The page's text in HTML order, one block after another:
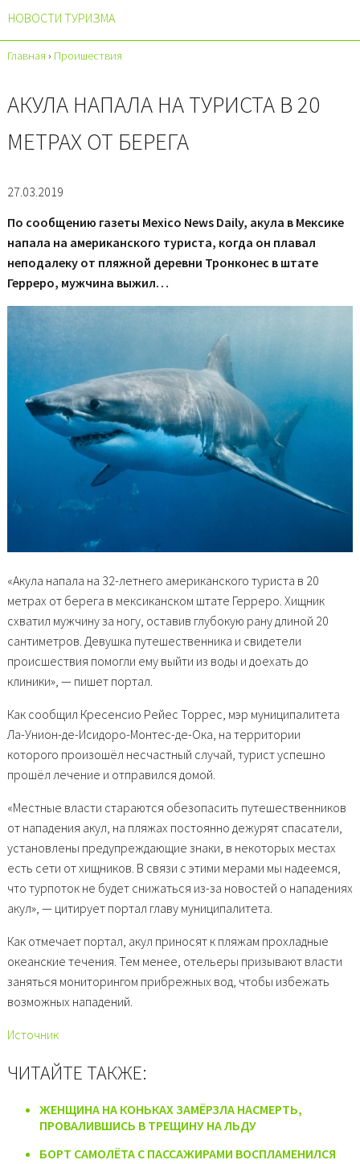
НОВОСТИ ТУРИЗМА
Главная › Проишествия
АКУЛА НАПАЛА НА ТУРИСТА В 20
МЕТРАХ ОТ БЕРЕГА
27.03.2019
По сообщению газеты Mexico News Daily, акула в Мексике
напала на американского туриста, когда он плавал
неподалеку от пляжной деревни Тронконес в штате
Герреро, мужчина выжил…
«Акула напала на 32-летнего американского туриста в 20
метрах от берега в мексиканском штате Герреро. Хищник
схватил мужчину за ногу, оставив глубокую рану длиной 20
сантиметров. Девушка путешественника и свидетели
происшествия помогли ему выйти из воды и доехать до
клиники», — пишет портал.
Как сообщил Кресенсио Рейес Торрес, мэр муниципалитета
Ла-Унион-де-Исидоро-Монтес-де-Ока, на территории
которого произошёл несчастный случай, турист успешно
прошёл лечение и отправился домой.
«Местные власти стараются обезопасить путешественников
от нападения акул, на пляжах постоянно дежурят спасатели,
установлены предупреждающие знаки, в некоторых местах
есть сети от хищников. В связи с этими мерами мы надеемся,
что турпоток не будет снижаться из-за новостей о нападениях
акул», — цитирует портал главу муниципалитета.
Как отмечает портал, акул приносят к пляжам прохладные
океанские течения. Тем менее, отельеры призывают власти
заняться мониторингом прибрежных вод, чтобы избежать
возможных нападений.
Источник
ЧИТАЙТЕ ТАКЖЕ:
ЖЕНЩИНА НА КОНЬКАХ ЗАМЁРЗЛА НАСМЕРТЬ,
ПРОВАЛИВШИСЬ В ТРЕЩИНУ НА ЛЬДУ
БОРТ САМОЛЁТА С ПАССАЖИРАМИ ВОСПЛАМЕНИЛСЯ